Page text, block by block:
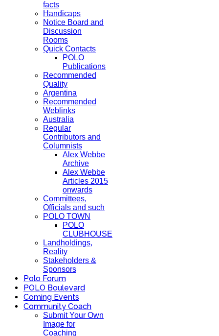
facts
Handicaps
Notice Board and
Discussion
Rooms
Quick Contacts
POLO
Publications
Recommended
Quality
Argentina
Recommended
Weblinks
Australia
Regular
Contributors and
Columnists
Alex Webbe
Archive
Alex Webbe
Articles 2015
onwards
Committees,
Officials and such
POLO TOWN
POLO
CLUBHOUSE
Landholdings,
Reality
Stakeholders &
Sponsors
Polo Forum
POLO Boulevard
Coming Events
Community Coach
Submit Your Own
Image for
Coaching